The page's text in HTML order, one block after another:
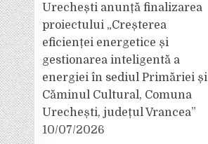
Urechești anunță finalizarea
proiectului „Creșterea
eficienței energetice și
gestionarea inteligentă a
energiei în sediul Primăriei și
Căminul Cultural, Comuna
Urechești, județul Vrancea”
10/07/2026